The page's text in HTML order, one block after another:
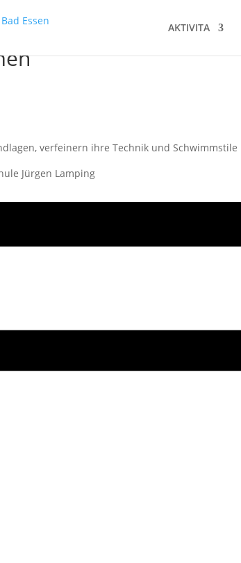
AKTIVITA
verfeinern ihre Technik und
Jürgen Lamping